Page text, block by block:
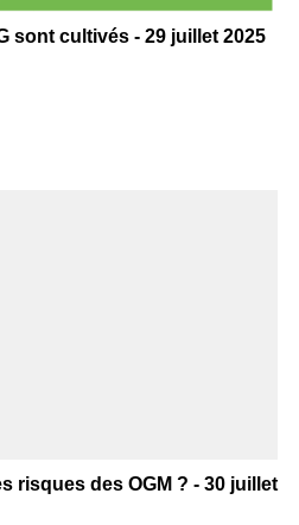
sont cultivés - 29 juillet 2025
risques des OGM ? - 30 juillet